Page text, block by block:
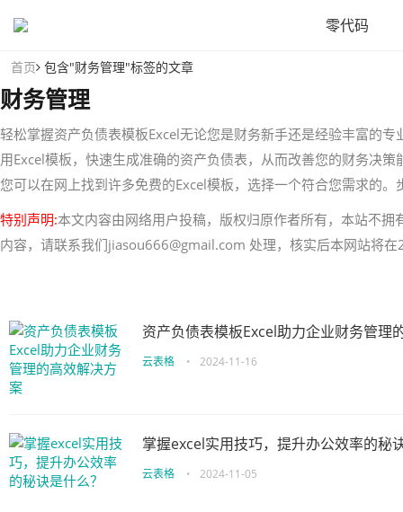
零代码
首页 包含"财务管理"标签的文章
财务管理
轻松掌握资产负债表模板Excel无论您是财务新手还是经验丰富的
用Excel模板，快速生成准确的资产负债表，从而改善您的财务决
您可以在网上找到许多免费的Excel模板，选择一个符合您需求的
特别声明:本文内容由网络用户投稿，版权归原作者所有，本站不
内容，请联系我们jiasou666@gmail.com 处理，核实后本网站将
资产负债表模板Excel助力企业财务管理
云表格 • 2024-11-16
掌握excel实用技巧，提升办公效率的秘
云表格 • 2024-11-05